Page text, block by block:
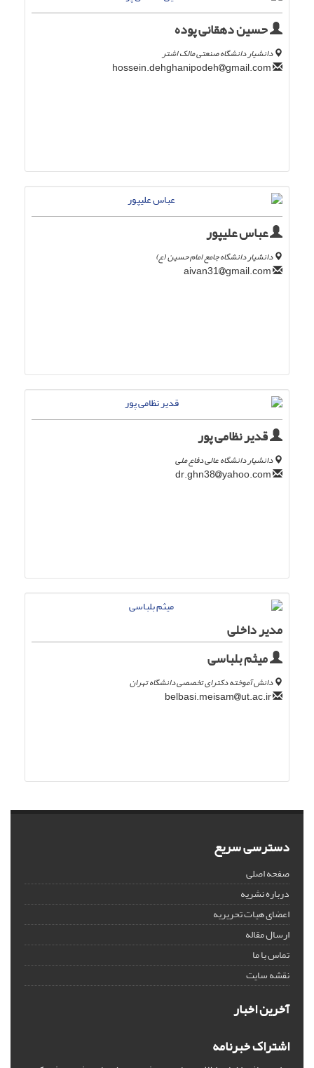
حسین دهقانی پوده
دانشیار دانشگاه صنعتی مالک اشتر
gmail.com
عباس علیپور
دانشیار دانشگاه جامع امام حسین (ع)
gmail.com
قدیر نظامی پور
دانشیار دانشگاه عالی دفاع ملی
yahoo.com
مدیر داخلی
میثم بلباسی
دانش آموخته دکترای تخصصی دانشگاه تهران
ut.ac.ir
دسترسی سریع
صفحه اصلی
درباره نشریه
اعضای هیات تحریریه
ارسال مقاله
تماس با ما
نقشه سایت
آخرین اخبار
اشتراک خبرنامه